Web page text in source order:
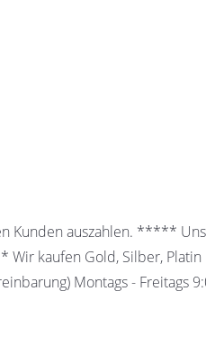
Kunden auszahlen. *****
kaufen Gold, Silber,
Montags - Freitags